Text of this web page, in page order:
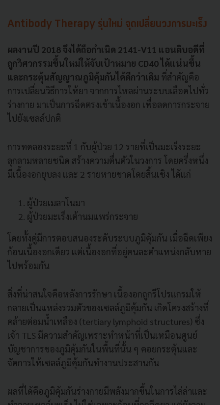
Antibody Therapy รุ่นใหม่ จุดเปลี่ยนวงการมะเร็ง
ผลงานปี 2018 จึงได้ถือกำเนิด 2141-V11 แอนติบอดีที่
ถูกวิศวกรรมขึ้นใหม่ให้จับเป้าหมาย CD40 ได้แน่นขึ้น
และกระตุ้นสัญญาณภูมิคุ้มกันได้ดีกว่าเดิม ที่สำคัญคือ
การเปลี่ยนวิธีการให้ยา จากการไหลผ่านระบบเลือดไปทั่ว
ร่างกาย มาเป็นการฉีดตรงเข้าเนื้องอก เพื่อลดการกระจาย
ไปยังเซลล์ปกติ
การทดลองระยะที่ 1 กับผู้ป่วย 12 รายที่เป็นมะเร็งระยะ
ลุกลามหลายชนิด สร้างความตื่นตัวในวงการ โดยครึ่งหนึ่ง
มีเนื้องอกยุบลง และ 2 รายหายขาดโดยสิ้นเชิง ได้แก่
ผู้ป่วยเมลาโนมา
ผู้ป่วยมะเร็งเต้านมแพร่กระจาย
โดยทั้งคู่มีการตอบสนองระดับระบบภูมิคุ้มกัน เมื่อฉีดเพียง
ก้อนเนื้องอกเดียว แต่เนื้องอกที่อยู่คนละตำแหน่งกลับหาย
ไปพร้อมกัน
สิ่งที่น่าสนใจคือหลังการรักษา เนื้องอกถูกรีโปรแกรมให้
กลายเป็นแหล่งรวมตัวของเซลล์ภูมิคุ้มกัน เกิดโครงสร้างที่
คล้ายต่อมน้ำเหลือง (tertiary lymphoid structures) ซึ่ง
เจ้า TLS มีความสำคัญเพราะทำหน้าที่เป็นเหมือนศูนย์
บัญชาการของภูมิคุ้มกันในพื้นที่นั้น ๆ คอยกระตุ้นและ
จัดการให้เซลล์ภูมิคุ้มกันทำงานประสานกัน
ผลที่ได้คือภูมิคุ้มกันร่างกายมีพลังมากขึ้นในการไล่ล่าและ